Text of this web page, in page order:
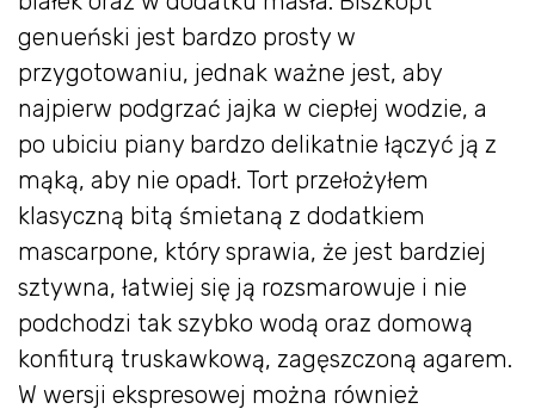
genueński jest bardzo prosty w
przygotowaniu, jednak ważne jest, aby
najpierw podgrzać jajka w ciepłej wodzie, a
po ubiciu piany bardzo delikatnie łączyć ją z
mąką, aby nie opadł. Tort przełożyłem
klasyczną bitą śmietaną z dodatkiem
mascarpone, który sprawia, że jest bardziej
sztywna, łatwiej się ją rozsmarowuje i nie
podchodzi tak szybko wodą oraz domową
konfiturą truskawkową, zagęszczoną agarem.
W wersji ekspresowej można również